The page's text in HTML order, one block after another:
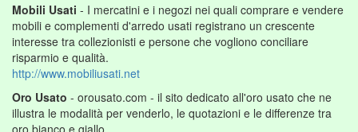
Mobili Usati - I mercatini e i negozi nei quali comprare e vendere
mobili e complementi d'arredo usati registrano un crescente
interesse tra collezionisti e persone che vogliono conciliare
risparmio e qualità.
http://www.mobiliusati.net
Oro Usato - orousato.com - il sito dedicato all'oro usato che ne
illustra le modalità per venderlo, le quotazioni e le differenze tra
oro bianco e giallo.